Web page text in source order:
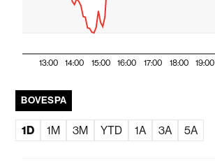
13:00 14:00 15:00 16:00 17:00 18:00 19:00
BOVESPA
1D 1M 3M YTD 1A 3A 5A